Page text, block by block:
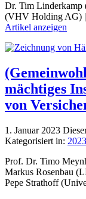
Dr. Tim Linderkamp
(VHV Holding AG) |
Artikel anzeigen
mächtiges
von
1. Januar 2023
Kategorisiert in:
Prof. Dr. Timo
Markus Rosenbau
Pepe Strathoff